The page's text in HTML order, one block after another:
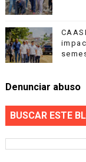
Denunciar abuso
BUSCAR ESTE